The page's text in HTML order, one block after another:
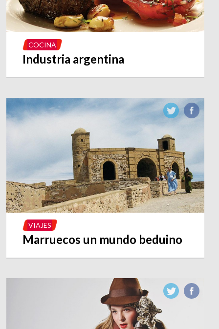
COCINA
Industria argentina
VIAJES
Marruecos un mundo beduino